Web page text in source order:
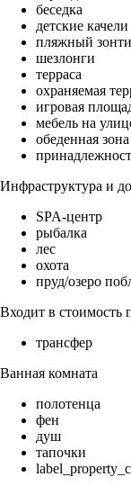
беседка
детские качели
пляжный
шезлонги
терраса
охраняемая
игровая
мебель на
обеденная
Инфраструктура и
SPA-центр
рыбалка
лес
охота
пруд/озеро
Входит в стоимость
трансфер
Ванная комната
полотенца
фен
душ
тапочки